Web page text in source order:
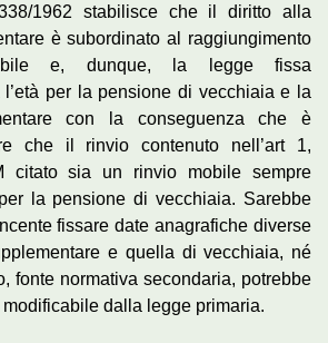
1962 stabilisce che il diritto alla
è subordinato al raggiungimento
e, dunque, la legge fissa
l’età per la pensione di vecchiaia e la
con la conseguenza che è
che il rinvio contenuto nell’art 1,
citato sia un rinvio mobile sempre
la pensione di vecchiaia. Sarebbe
fissare date anagrafiche diverse
e quella di vecchiaia, né
fonte normativa secondaria, potrebbe
modificabile dalla legge primaria.